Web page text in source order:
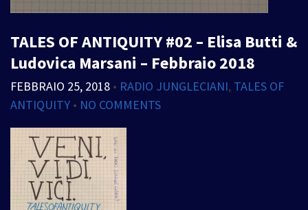
TALES OF ANTIQUITY #02 – Elisa Butti &
Ludovica Marsani – Febbraio 2018
FEBBRAIO 25, 2018 • RADIO JUNGLECIANI, TALES OF
ANTIQUITY • NO COMMENTS